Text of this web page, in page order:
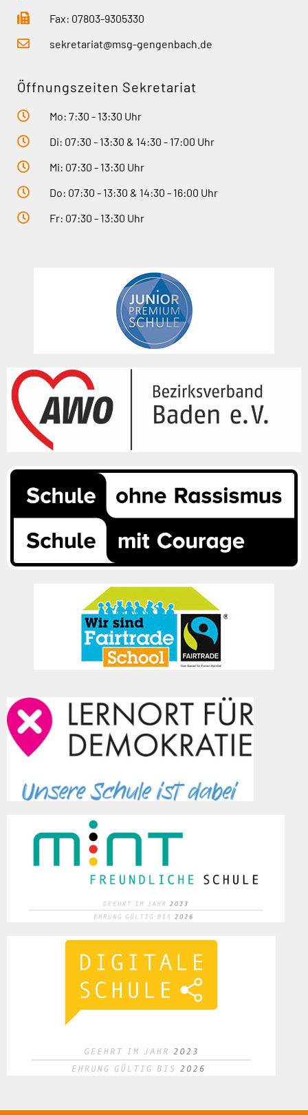
Fax: 07803-9305330
sekretariat@msg-gengenbach.de
Öffnungszeiten Sekretariat
Mo: 7:30 - 13:30 Uhr
Di: 07:30 - 13:30 & 14:30 - 17:00 Uhr
Mi: 07:30 - 13:30 Uhr
Do: 07:30 - 13:30 & 14:30 - 16:00 Uhr
Fr: 07:30 - 13:30 Uhr